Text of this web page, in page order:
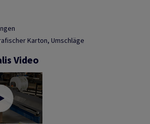
Karton, Umschläge
Video